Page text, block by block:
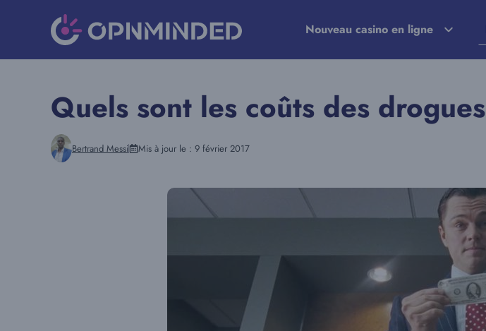
Nouveau casino en ligne
Quels sont les coûts des
Bertrand Messi Mis à jour le : 9 février 2017